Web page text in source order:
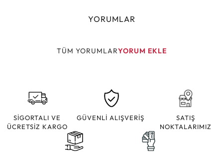
YORUMLAR
TÜM YORUMLARYORUM EKLE
SİGORTALI VE
ÜCRETSİZ KARGO
GÜVENLİ ALIŞVERİŞ
SATIŞ
NOKTALARIMIZ